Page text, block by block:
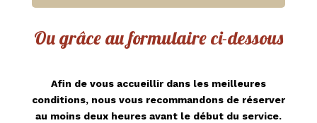
Ou grâce au formulaire ci-dessous
Afin de vous accueillir dans les meilleures
conditions, nous vous recommandons de réserver
au moins deux heures avant le début du service.